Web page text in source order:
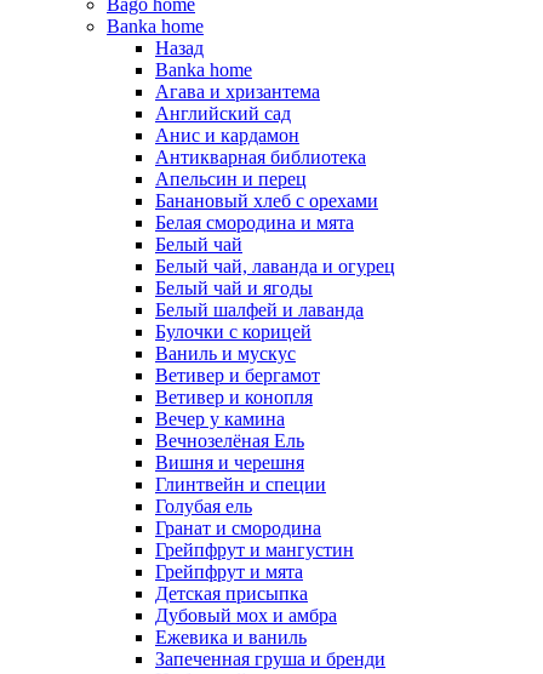
Bago home
Banka home
Назад
Banka home
Агава и хризантема
Английский сад
Анис и кардамон
Антикварная библиотека
Апельсин и перец
Банановый хлеб с орехами
Белая смородина и мята
Белый чай
Белый чай, лаванда и огурец
Белый чай и ягоды
Белый шалфей и лаванда
Булочки с корицей
Ваниль и мускус
Ветивер и бергамот
Ветивер и конопля
Вечер у камина
Вечнозелёная Ель
Вишня и черешня
Глинтвейн и специи
Голубая ель
Гранат и смородина
Грейпфрут и мангустин
Грейпфрут и мята
Детская присыпка
Дубовый мох и амбра
Ежевика и ваниль
Запеченная груша и бренди